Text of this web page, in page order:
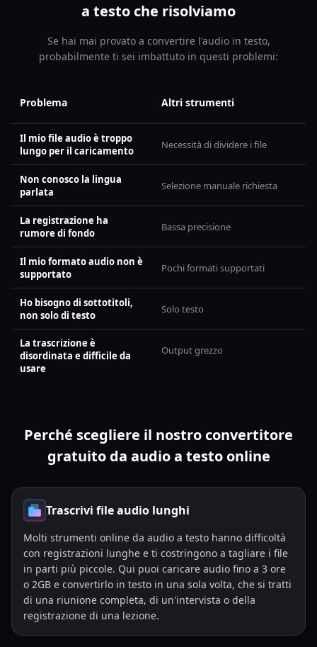
a testo che risolviamo
Se hai mai provato a convertire l'audio in testo,
probabilmente ti sei imbattuto in questi problemi:
Problema
Il mio file audio è troppo
lungo per il caricamento
Non conosco la lingua
parlata
La registrazione ha
rumore di fondo
Il mio formato audio non è
supportato
Ho bisogno di sottotitoli,
non solo di testo
La trascrizione è
disordinata e difficile da
usare
Altri strumenti
Necessità di dividere i file
Selezione manuale richiesta
Bassa precisione
Pochi formati supportati
Solo testo
Output grezzo
Perché scegliere il nostro convertitore
gratuito da audio a testo online
Trascrivi file audio lunghi
Molti strumenti online da audio a testo hanno difficoltà
con registrazioni lunghe e ti costringono a tagliare i file
in parti più piccole. Qui puoi caricare audio fino a 3 ore
o 2GB e convertirlo in testo in una sola volta, che si tratti
di una riunione completa, di un'intervista o della
registrazione di una lezione.